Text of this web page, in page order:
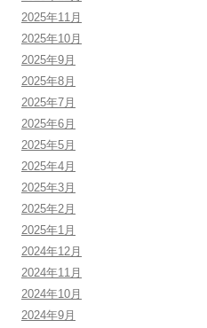
2025年11月
2025年10月
2025年9月
2025年8月
2025年7月
2025年6月
2025年5月
2025年4月
2025年3月
2025年2月
2025年1月
2024年12月
2024年11月
2024年10月
2024年9月